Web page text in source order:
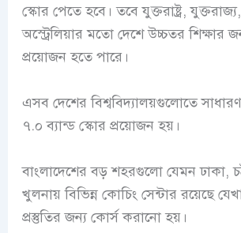
স্কোর পেতে হবে। তবে যুক্তরাষ্ট্র,
অস্ট্রেলিয়ার মতো দেশে উচ্চতর শিক্ষার
প্রয়োজন হতে পারে।
এসব দেশের বিশ্ববিদ্যালয়গুলোতে
৭.০ ব্যান্ড স্কোর প্রয়োজন হয়।
বাংলাদেশের বড় শহরগুলো যেমন ঢাকা,
খুলনায় বিভিন্ন কোচিং সেন্টার রয়েছে
প্রস্তুতির জন্য কোর্স করানো হয়।